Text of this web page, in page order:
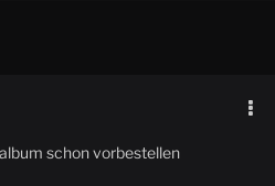
schon vorbestellen